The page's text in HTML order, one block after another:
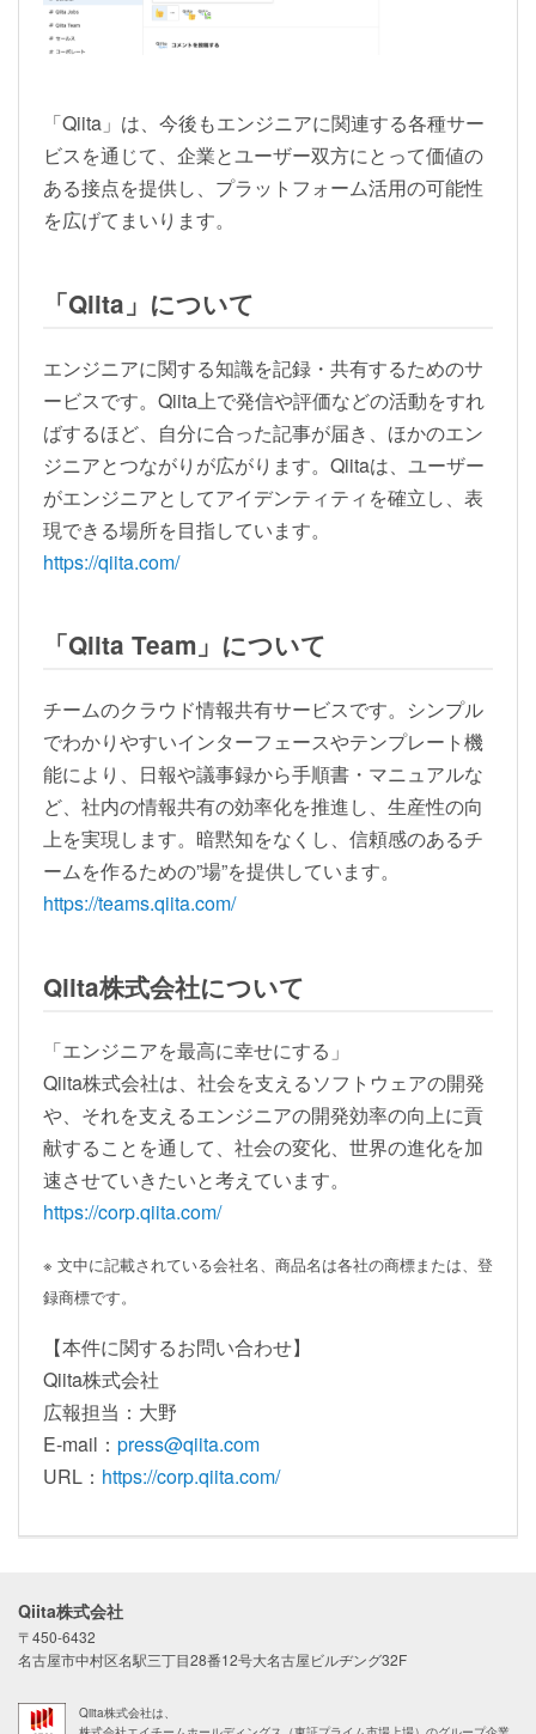
「Qiita」は、今後もエンジニアに関連する各種サー
ビスを通じて、企業とユーザー双方にとって価値の
ある接点を提供し、プラットフォーム活用の可能性
を広げてまいります。
「Qiita」について
エンジニアに関する知識を記録・共有するためのサ
ービスです。Qiita上で発信や評価などの活動をすれ
ばするほど、自分に合った記事が届き、ほかのエン
ジニアとつながりが広がります。Qiitaは、ユーザー
がエンジニアとしてアイデンティティを確立し、表
現できる場所を目指しています。
https://qiita.com/
「Qiita Team」について
チームのクラウド情報共有サービスです。シンプル
でわかりやすいインターフェースやテンプレート機
能により、日報や議事録から手順書・マニュアルな
ど、社内の情報共有の効率化を推進し、生産性の向
上を実現します。暗黙知をなくし、信頼感のあるチ
ームを作るための”場”を提供しています。
https://teams.qiita.com/
Qiita株式会社について
「エンジニアを最高に幸せにする」
Qiita株式会社は、社会を支えるソフトウェアの開発
や、それを支えるエンジニアの開発効率の向上に貢
献することを通して、社会の変化、世界の進化を加
速させていきたいと考えています。
https://corp.qiita.com/
※ 文中に記載されている会社名、商品名は各社の商標または、登
録商標です。
【本件に関するお問い合わせ】
Qiita株式会社
広報担当：大野
E-mail： press@qiita.com
URL： https://corp.qiita.com/
Qiita株式会社
〒450-6432
名古屋市中村区名駅三丁目28番12号大名古屋ビルヂング32F
Qiita株式会社は、